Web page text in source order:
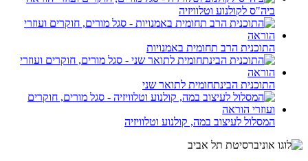
ביה"ס לקולנוע וטלוויזיה
התוכנית הרב תחומית באמנויות
התוכנית הבינתחומית לתואר שני
המסלול לעיצוב במה, קולנוע וטלוויזיה